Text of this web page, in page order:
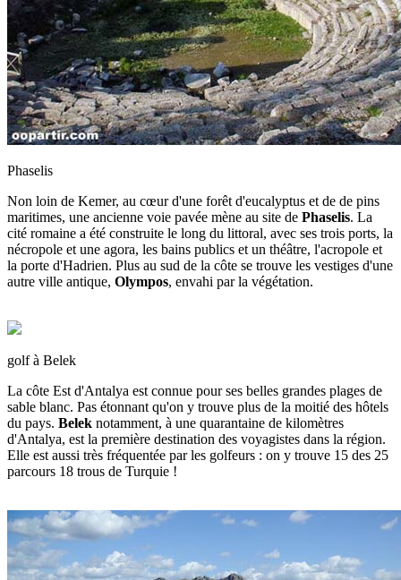
Phaselis
Non loin de Kemer, au cœur d'une forêt d'eucalyptus et de de pins
maritimes, une ancienne voie pavée mène au site de Phaselis. La
cité romaine a été construite le long du littoral, avec ses trois ports, la
nécropole et une agora, les bains publics et un théâtre, l'acropole et
la porte d'Hadrien. Plus au sud de la côte se trouve les vestiges d'une
autre ville antique, Olympos, envahi par la végétation.
golf à Belek
La côte Est d'Antalya est connue pour ses belles grandes plages de
sable blanc. Pas étonnant qu'on y trouve plus de la moitié des hôtels
du pays. Belek notamment, à une quarantaine de kilomètres
d'Antalya, est la première destination des voyagistes dans la région.
Elle est aussi très fréquentée par les golfeurs : on y trouve 15 des 25
parcours 18 trous de Turquie !